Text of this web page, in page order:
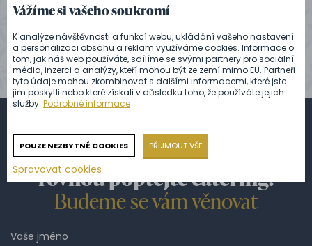
ZOBRAZIT VŠECHNY REFERENCE
Zeptejte se na cokoliv nebo
rovnou poptejte catering.
Budeme se vám věnovat
Vaše jméno
Vážíme si vašeho soukromí
K analýze návštěvnosti a funkcí webu, ukládání vašeho nastavení
a personalizaci obsahu a reklam využíváme cookies. Informace o
tom, jak náš web používáte, sdílíme se svými partnery pro sociální
média, inzerci a analýzy, kteří mohou být ze zemí mimo EU. Partneři
tyto údaje mohou zkombinovat s dalšími informacemi, které jste
jim poskytli nebo které získali v důsledku toho, že používáte jejich
služby.Podrobné informace
POUZE NEZBYTNÉ COOKIES PŘIJMOUT VŠE
Spravovat cookies